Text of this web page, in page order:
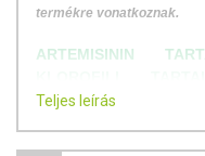
termékre vonatkoznak.
ARTEMISININ
FOLYÉKONY
Teljes leírás